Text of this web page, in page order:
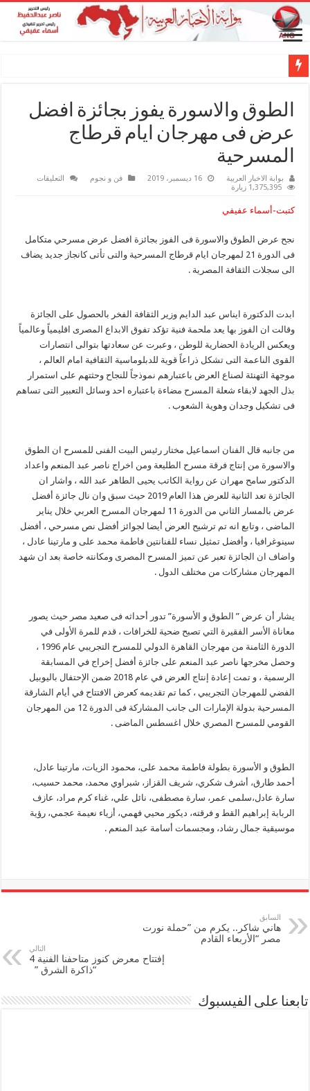
الطوق والاسورة يفوز بجائزة افضل
عرض فى مهرجان ايام قرطاج
المسرحية
بوابة الاخبار العربية 16 ديسمبر، 2019 فن و نجوم التعليقات
فى
مهرجان
ايام
1,375,395 زيارة
كتبت-أسماء عفيفي
نجح عرض الطوق والاسورة فى الفوز بجائزة افضل عرض مسرحي متكامل
فى الدورة 21 لمهرجان ايام قرطاج المسرحية والتى تأتى كانجاز جديد يضاف
الى سجلات الثقافة المصرية .
ابدت الدكتورة ايناس عبد الدايم وزير الثقافة الفخر بالحصول على الجائزة
وقالت ان الفوز بها يعد ملحمة فنية تؤكد تفوق الابداع المصرى اقليمياً وعالمياً
ويعكس الريادة الحضارية للوطن ، وعبرت عن سعادتها بتوالى انتصارات
القوى الناعمة التى تشكل ذراعاً قوية للدبلوماسية الثقافية امام العالم ،
موجهة التهنئة لصناع العرض باعتبارهم نموذجاً للنجاح وحثتهم على استمرار
بذل الجهد لابقاء شعلة المسرح مضاءة باعتباره احد وسائل التعبير التى تساهم
فى تشكيل وجدان وهوية الشعوب .
من جانبه قال الفنان اسماعيل مختار رئيس البيت الفنى للمسرح ان الطوق
والاسورة من إنتاج فرقة مسرح الطليعة ومن اخراج ناصر عبد المنعم واعداد
الدكتور سامح مهران عن رواية الكاتب يحيى الطاهر عبد الله ، واشار ان
الجائزة تعد الثانية للعرض هذا العام 2019 حيث سبق وان نال جائزة أفضل
عرض بالمسار الثاني من الدورة 11 لمهرجان المسرح العربي خلال يناير
الماضى ، وتابع انه تم ترشيح العرض أيضا لجوائز أفضل نص مسرحي ، أفضل
سينوغرافيا ، وأفضل تمثيل نساء للفنانتين فاطمة محمد على و مارتينا عادل ،
واضاف ان الجائزة تعبر عن تميز المسرح المصرى ومكانته خاصة بعد ان شهد
المهرجان مشاركات من مختلف الدول .
يشار أن عرض ” الطوق و الأسورة” تدور أحداثه فى صعيد مصر حيث يصور
معاناة الأسر الفقيرة التي تصبح ضحية للخرافات ، قدم للمرة الأولى في
الدورة الثامنة من مهرجان القاهرة الدولي للمسرح التجريبي عام 1996 ،
وحصل مخرجها ناصر عبد المنعم على جائزة أفضل إخراج في المسابقة
الرسمية ، و تمت إعادة إنتاج العرض في عام 2018 ضمن الإحتفال باليوبيل
الفضي للمهرجان التجريبي ، كما تم تقديمه كعرض الافتتاح في أيام الشارقة
المسرحية بدولة الإمارات الى جانب المشاركة فى الدورة 12 من المهرجان
القومي للمسرح المصري خلال اغسطس الماضى .
الطوق و الأسورة بطولة فاطمة محمد على، محمود الزيات، مارتينا عادل،
أحمد طارق، أشرف شكري، شريف القزاز، شبراوي محمد، محمد حسيب،
سارة عادل،سلمى عمر، سارة مصطفى، نائل علي، غناء كرم مراد، عازف
الربابة إبراهيم القط و فرقته، ديكور محيي فهمي، أزياء نعيمة عجمي، رؤية
موسيقية جمال رشاد، ومجسمات أسامة عبد المنعم .
السابق
هاني شاكر.. يكرم من ”حملة نورت
مصر “الأربعاء القادم
التالي
إفتتاح معرض كنوز متاحفنا الفنية 4
“ذاكرة الشرق ”
تابعنا على الفيسبوك